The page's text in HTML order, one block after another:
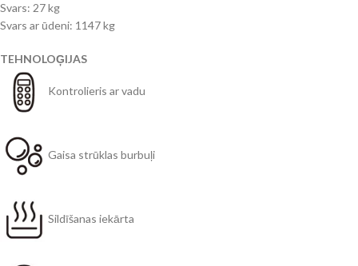
Svars: 27 kg
Svars ar ūdeni: 1147 kg
TEHNOLOĢIJAS
Kontrolieris ar vadu
Gaisa strūklas burbuļi
Sildīšanas iekārta